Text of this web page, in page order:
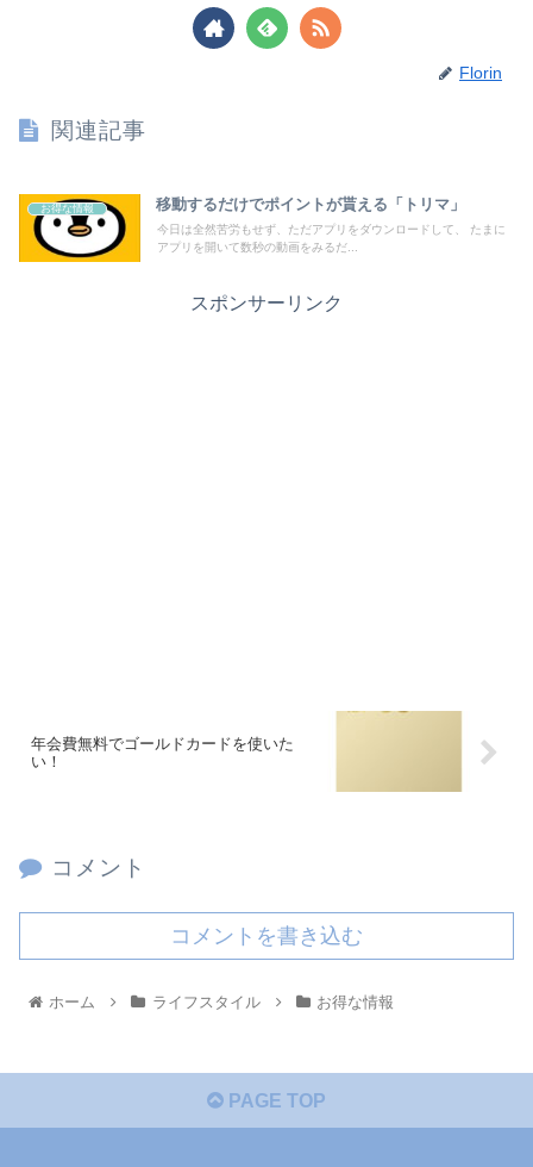
Florin
関連記事
お得な情報 移動するだけでポイントが貰える「トリマ」
今日は全然苦労もせず、ただアプリをダウンロードして、 たまに
アプリを開いて数秒の動画をみるだ...
スポンサーリンク
年会費無料でゴールドカードを使いた
い！
コメント
コメントを書き込む
ホーム ライフスタイル お得な情報
PAGE TOP